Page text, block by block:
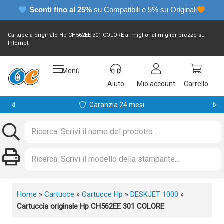
Sconti fino al 25% su Compatibili e 5% su Originali
Cartuccia originale Hp CH562EE 301 COLORE al miglior al miglior prezzo su
Internet!
Menù
Aiuto
Mio account Carrello
Garanzia 24 mesi
Home » Cartucce » Cartucce Hp » DESKJET 1000 »
Cartuccia originale Hp CH562EE 301 COLORE